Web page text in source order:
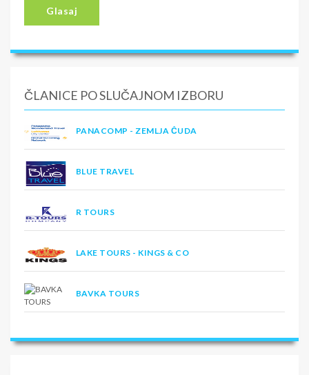
Glasaj
ČLANICE PO SLUČAJNOM IZBORU
PANACOMP - ZEMLJA ČUDA
BLUE TRAVEL
R TOURS
LAKE TOURS - KINGS & CO
BAVKA TOURS